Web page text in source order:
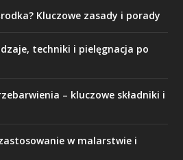
Kluczowe zasady i porady
techniki i pielęgnacja po
– kluczowe składniki i
w malarstwie i